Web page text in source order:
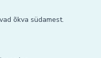
õkva südamest.